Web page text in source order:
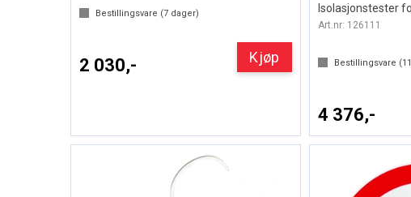
Bestillingsvare (7 dager)
2 030,- Kjøp
Art.nr: 126111
Bestillingsvare (11
4 376,-